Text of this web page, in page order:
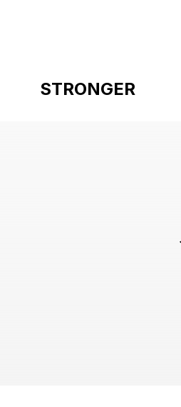
STRONGER